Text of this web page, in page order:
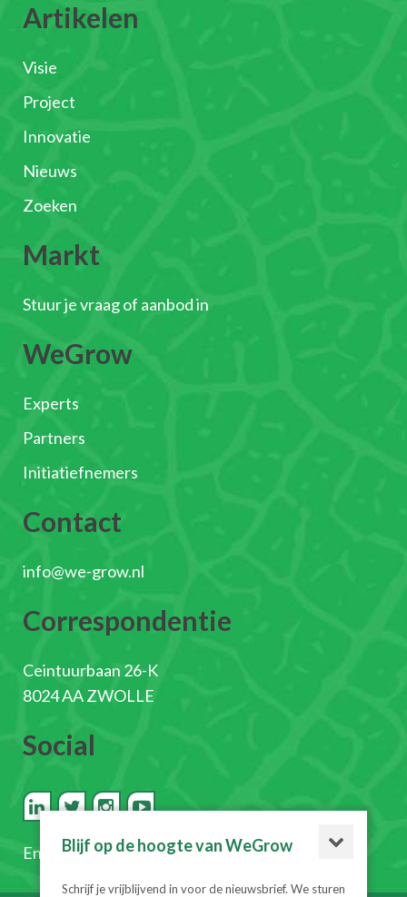
Artikelen
Visie
Project
Innovatie
Nieuws
Zoeken
Markt
Stuur je vraag of aanbod in
WeGrow
Experts
Partners
Initiatiefnemers
Contact
info@we-grow.nl
Correspondentie
Ceintuurbaan 26-K
8024 AA ZWOLLE
Social
En schrijf je in voor de nieuwsbrief
Blijf op de hoogte van WeGrow
Schrijf je vrijblijvend in voor de nieuwsbrief. We sturen